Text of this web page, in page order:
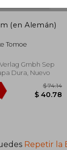
(en Alemán)
Tomoe
Gmbh Sep
Dura, Nuevo
Repetir la